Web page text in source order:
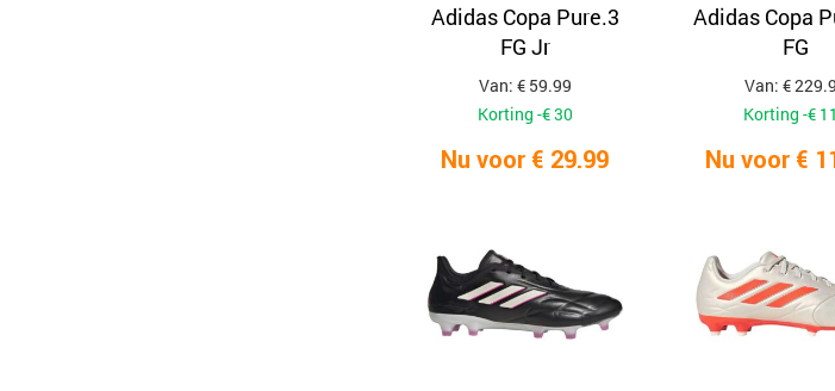
Adidas Copa Pure.3
FG Jr
Van: € 59.99
Korting -€ 30
Nu voor € 29.99
Adidas Copa
FG
Van: €
Korting -€
Nu voor €